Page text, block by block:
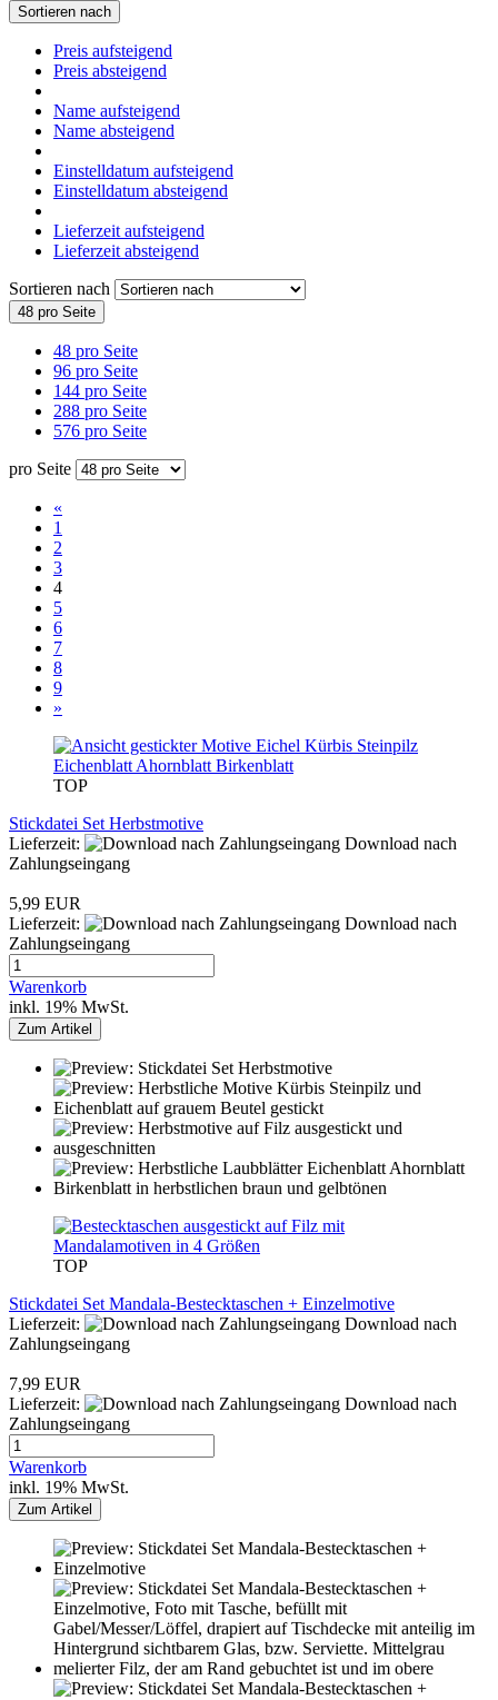
Sortieren nach
Preis aufsteigend
Preis absteigend
Name aufsteigend
Name absteigend
Einstelldatum aufsteigend
Einstelldatum absteigend
Lieferzeit aufsteigend
Lieferzeit absteigend
Sortieren nach
48 pro Seite
48 pro Seite
96 pro Seite
144 pro Seite
288 pro Seite
576 pro Seite
pro Seite
«
1
2
3
4
5
6
7
8
9
»
TOP
Stickdatei Set Herbstmotive
Lieferzeit:
Download nach
Zahlungseingang
5,99 EUR
Lieferzeit:
Download nach
Zahlungseingang
Warenkorb
inkl. 19% MwSt.
Zum Artikel
TOP
Stickdatei Set Mandala-Bestecktaschen + Einzelmotive
Lieferzeit:
Download nach
Zahlungseingang
7,99 EUR
Lieferzeit:
Download nach
Zahlungseingang
Warenkorb
inkl. 19% MwSt.
Zum Artikel